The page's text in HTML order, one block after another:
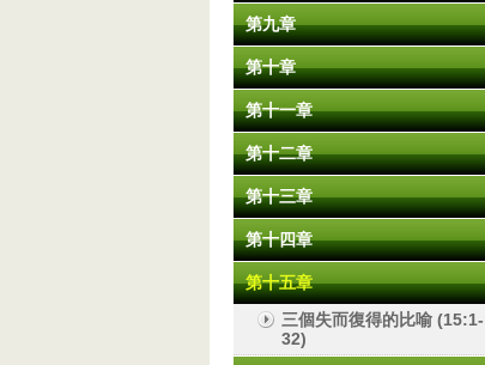
第九章
第十章
第十一章
第十二章
第十三章
第十四章
第十五章
三個失而復得的比喻 (15:1-
32)